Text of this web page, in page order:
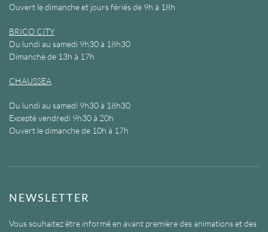
Ouvert le dimanche et jours fériés de 9h à 18h
BRICO CITY
Du lundi au samedi 9h30 à 18h30
Dimanche de 13h à 17h
CHAUSSEA
Du lundi au samedi 9h30 à 18h30
Excepté vendredi 9h30 à 20h
Ouvert le dimanche de 10h à 17h
NEWSLETTER
Vous souhaitez être informé en avant première des animations et des